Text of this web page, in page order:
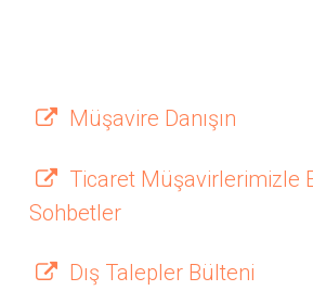
Müşavire Danışın
Ticaret Müşavirlerimizle
Sohbetler
Dış Talepler Bülteni